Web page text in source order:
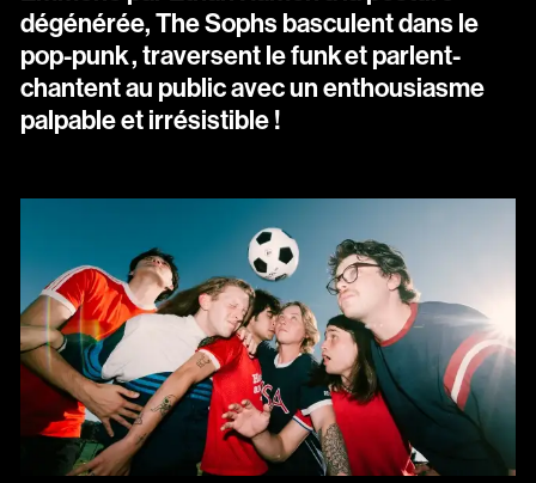
dégénérée, The Sophs basculent dans le
pop-punk , traversent le funk et parlent-
chantent au public avec un enthousiasme
palpable et irrésistible !
Partenaires
Location / Privatisation